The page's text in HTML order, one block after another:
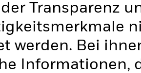
Transparenz
werden. Bei
Informationen,